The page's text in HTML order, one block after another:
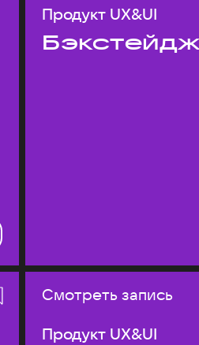
Продукт UX&UI
Бэкстейдж
Смотреть запись
Продукт UX&UI